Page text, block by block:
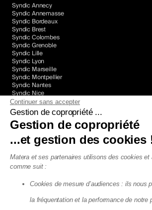
Syndic Annecy
Syndic Annemasse
Syndic Bordeaux
Syndic Brest
Syndic Colombes
Syndic Grenoble
Syndic Lille
Syndic Lyon
Syndic Marseille
Syndic Montpellier
Syndic Nantes
Syndic Nice
Syndic Paris
Syndic Rennes
Syndic Toulon
Syndic Toulouse
Nos Guides
Nos guides sur le syndic
Nos guides sur la législation
Nos guides sur les finances d'une copro
Syndic en ligne
Continuer sans accepter
Gestion de copropriété ...
Gestion de copropriété
...et gestion des cookies
Matera et ses partenaires utilisons des cookies et
comme suit :
Cookies de mesure d’audiences : ils nous
la fréquentation et la performance de notre